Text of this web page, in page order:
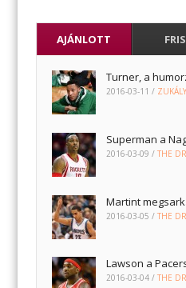
AJÁNLOTT
Turner, a
2016-03-11 /
Superman a
2016-03-09 /THE
Martint
2016-03-05 /THE
Lawson a
2016-03-04 /THE